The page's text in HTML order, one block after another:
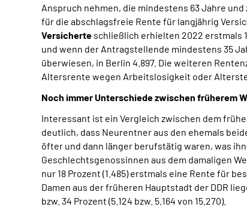
Anspruch nehmen, die mindestens 63 Jahre
für die abschlagsfreie Rente für langjährig
Versicherte schließlich erhielten 2022 erstmals
und wenn der Antragstellende mindestens 35
überwiesen, in Berlin 4.897. Die weiteren
Altersrente wegen Arbeitslosigkeit oder
Noch immer Unterschiede zwischen früherem
Interessant ist ein Vergleich zwischen dem
deutlich, dass Neurentner aus den ehemals
öfter und dann länger berufstätig waren, was
Geschlechtsgenossinnen aus dem damaligen
nur 18 Prozent (1.485) erstmals eine Rente für
Damen aus der früheren Hauptstadt der DDR
bzw. 34 Prozent (5.124 bzw. 5.164 von 15.270).